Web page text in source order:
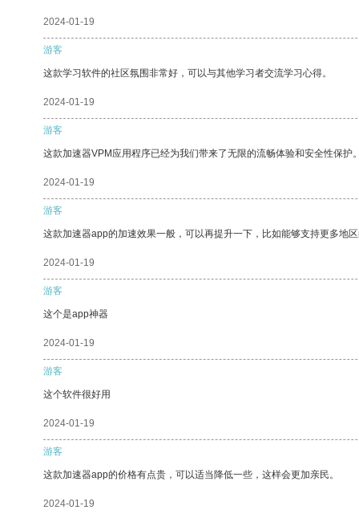
2024-01-19
游客
这款学习软件的社区氛围非常好，可以与其他学习者交流学习心得。
2024-01-19
游客
这款加速器VPM应用程序已经为我们带来了无限的流畅体验和安全性保护。
2024-01-19
游客
这款加速器app的加速效果一般，可以再提升一下，比如能够支持更多地区
2024-01-19
游客
这个是app神器
2024-01-19
游客
这个软件很好用
2024-01-19
游客
这款加速器app的价格有点贵，可以适当降低一些，这样会更加亲民。
2024-01-19